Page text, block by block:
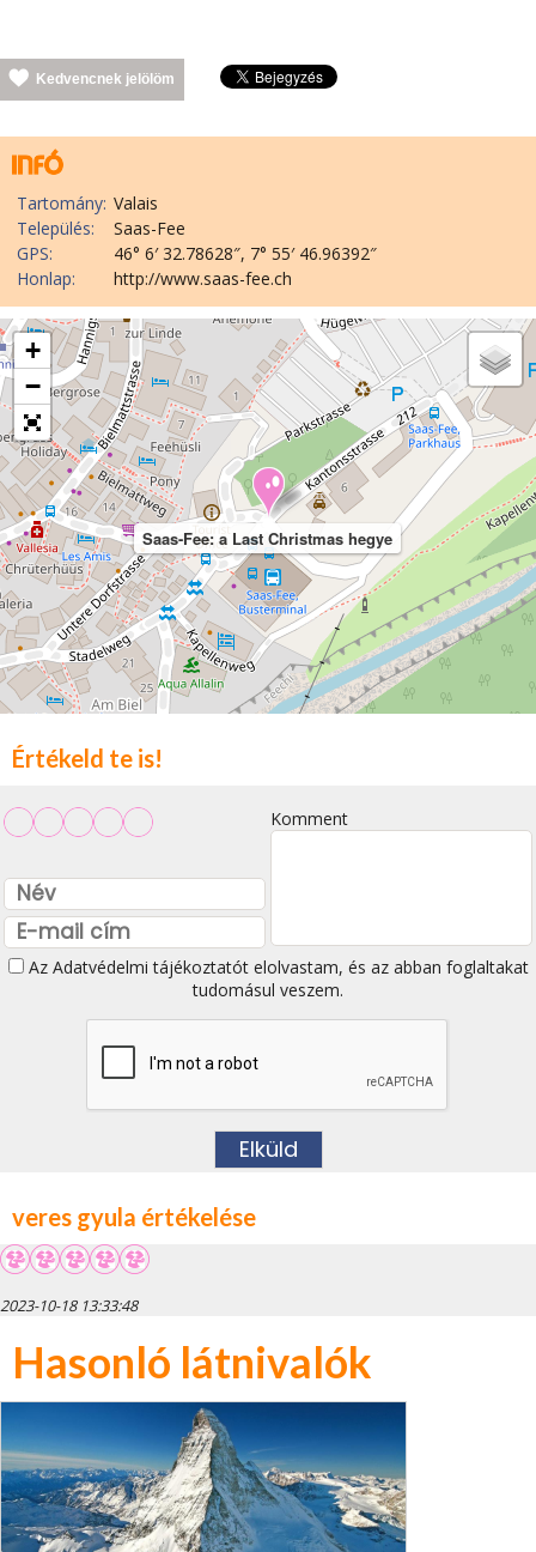
Kedvencnek jelölöm
Tartomány: Valais
Település:
Saas-Fee
GPS:
46° 6′ 32.78628″, 7° 55′ 46.96392″
Honlap:
http://www.saas-fee.ch
Saas-Fee: a Last Christmas hegye
+
−
Értékeld te is!
Komment
Az Adatvédelmi tájékoztatótelolvastam, és az abban foglaltakat
tudomásul veszem.
veres gyula értékelése
2023-10-18 13:33:48
Hasonló látnivalók